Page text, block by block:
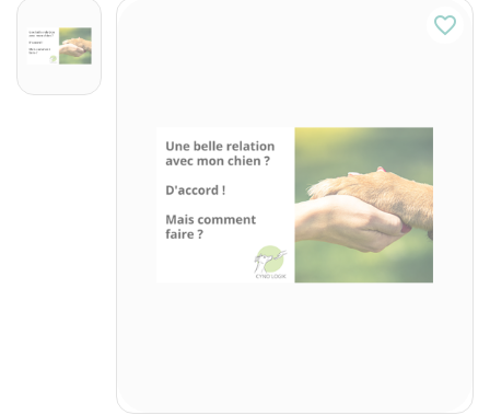
favorite_border